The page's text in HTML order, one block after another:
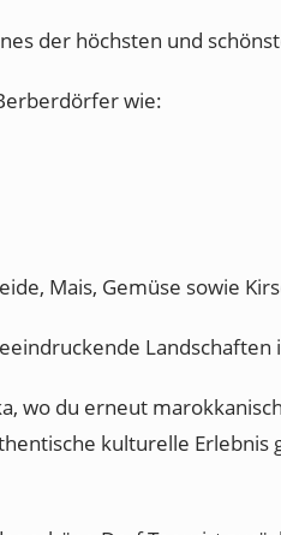
der höchsten und
wie:
Mais, Gemüse sowie
wo du erneut
kulturelle